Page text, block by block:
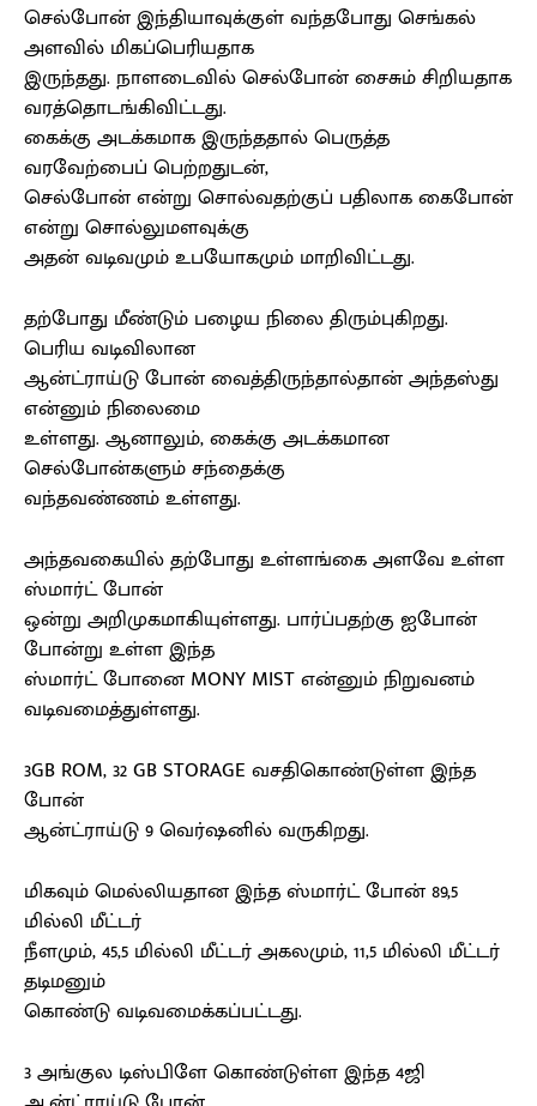
செல்போன் இந்தியாவுக்குள் வந்தபோது செங்கல்
அளவில் மிகப்பெரியதாக
இருந்தது. நாளடைவில் செல்போன் சைசும் சிறியதாக
வரத்தொடங்கிவிட்டது.
கைக்கு அடக்கமாக இருந்ததால் பெருத்த
வரவேற்பைப் பெற்றதுடன்,
செல்போன் என்று சொல்வதற்குப் பதிலாக கைபோன்
என்று சொல்லுமளவுக்கு
அதன் வடிவமும் உபயோகமும் மாறிவிட்டது.
தற்போது மீண்டும் பழைய நிலை திரும்புகிறது.
பெரிய வடிவிலான
ஆன்ட்ராய்டு போன் வைத்திருந்தால்தான் அந்தஸ்து
என்னும் நிலைமை
உள்ளது. ஆனாலும், கைக்கு அடக்கமான
செல்போன்களும் சந்தைக்கு
வந்தவண்ணம் உள்ளது.
அந்தவகையில் தற்போது உள்ளங்கை அளவே உள்ள
ஸ்மார்ட் போன்
ஒன்று அறிமுகமாகியுள்ளது. பார்ப்பதற்கு ஐபோன்
போன்று உள்ள இந்த
ஸ்மார்ட் போனை MONY MIST என்னும் நிறுவனம்
வடிவமைத்துள்ளது.
3GB ROM, 32 GB STORAGE வசதிகொண்டுள்ள இந்த
போன்
ஆன்ட்ராய்டு 9 வெர்ஷனில் வருகிறது.
மிகவும் மெல்லியதான இந்த ஸ்மார்ட் போன் 89,5
மில்லி மீட்டர்
நீளமும், 45,5 மில்லி மீட்டர் அகலமும், 11,5 மில்லி மீட்டர்
தடிமனும்
கொண்டு வடிவமைக்கப்பட்டது.
3 அங்குல டிஸ்பிளே கொண்டுள்ள இந்த 4ஜி